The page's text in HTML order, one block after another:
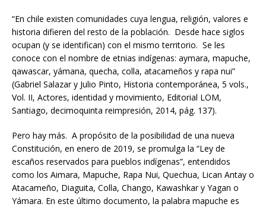
“En chile existen comunidades cuya lengua, religión, valores e
historia difieren del resto de la población. Desde hace siglos
ocupan (y se identifican) con el mismo territorio. Se les
conoce con el nombre de etnias indígenas: aymara, mapuche,
qawascar, yámana, quecha, colla, atacameños y rapa nui”
(Gabriel Salazar y Julio Pinto, Historia contemporánea, 5 vols.,
Vol. II, Actores, identidad y movimiento, Editorial LOM,
Santiago, decimoquinta reimpresión, 2014, pág. 137).
Pero hay más. A propósito de la posibilidad de una nueva
Constitución, en enero de 2019, se promulga la “Ley de
escaños reservados para pueblos indígenas”, entendidos
como los Aimara, Mapuche, Rapa Nui, Quechua, Lican Antay o
Atacameño, Diaguita, Colla, Chango, Kawashkar y Yagan o
Yámara. En este último documento, la palabra mapuche es